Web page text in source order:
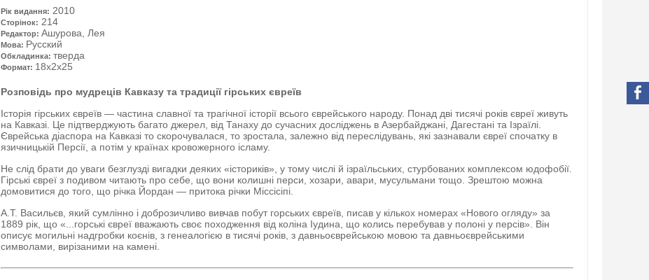
Рік видання: 2010
Сторінок: 214
Редактор: Ашурова, Лея
Мова: Русский
Обкладинка: тверда
Формат: 18x2x25
Розповідь про мудреців Кавказу та традиції гірських євреїв
Історія гірських євреїв — частина славної та трагічної історії всього єврейського народу. Понад дві тисячі років євреї живуть
на Кавказі. Це підтверджують багато джерел, від Танаху до сучасних досліджень в Азербайджані, Дагестані та Ізраїлі.
Єврейська діаспора на Кавказі то скорочувалася, то зростала, залежно від переслідувань, які зазнавали євреї спочатку в
язичницькій Персії, а потім у країнах кровожерного ісламу.
Не слід брати до уваги безглузді вигадки деяких «істориків» , у тому числі й ізраїльських, стурбованих комплексом юдофобії.
Гірські євреї з подивом читають про себе, що вони колишні перси, хозари, авари, мусульмани тощо. Зрештою можна
домовитися до того, що річка Йордан — притока річки Міссісіпі.
А.Т. Васильєв, який сумлінно і доброзичливо вивчав побут горських євреїв, писав у кількох номерах «Нового огляду» за
1889 рік, що « ...горські євреї вважають своє походження від коліна Іудина, що колись перебував у полоні у персів» . Він
описує могильні надгробки коєнів, з генеалогією в тисячі років, з давньоєврейською мовою та давньоєврейськими
символами, вирізаними на камені.